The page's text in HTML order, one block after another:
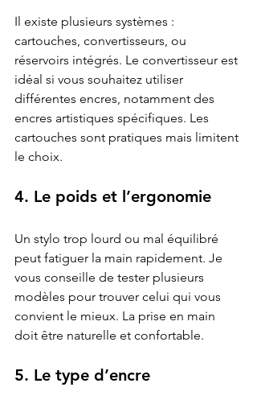
Il existe plusieurs systèmes :
cartouches, convertisseurs, ou
réservoirs intégrés. Le convertisseur est
idéal si vous souhaitez utiliser
différentes encres, notamment des
encres artistiques spécifiques. Les
cartouches sont pratiques mais limitent
le choix.
4. Le poids et l’ergonomie
Un stylo trop lourd ou mal équilibré
peut fatiguer la main rapidement. Je
vous conseille de tester plusieurs
modèles pour trouver celui qui vous
convient le mieux. La prise en main
doit être naturelle et confortable.
5. Le type d’encre